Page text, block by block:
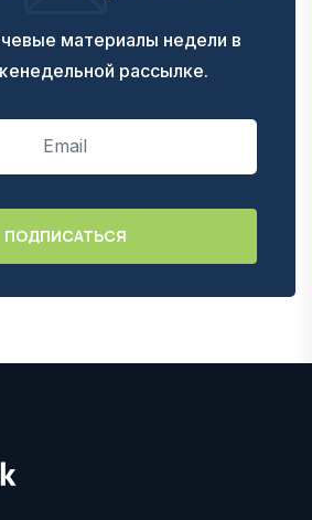
материалы недели в
рассылке.